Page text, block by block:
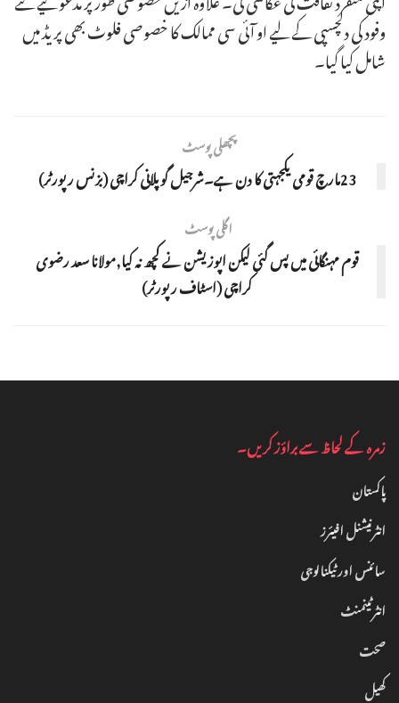
وفود کی دلچسپی کے لیے او آئی سی ممالک کا خصوصی فلوٹ بھی پریڈ میں
شامل کیا گیا۔
پچھلی پوسٹ
23مارچ قومی یکجہتی کا دن ہے۔شرجیل گوپلانی کراچی (بزنس رپورٹر)
اگلی پوسٹ
قوم مہنگائی میں پس گئی لیکن اپوزیشن نے کچھ نہ کیا,مولانا سعد رضوی
کراچی (اسٹاف رپورٹر)
زمرہ کے لحاظ سے براؤز کریں۔
پاکستان
انٹرنیشنل افیئرز
سائنس اور ٹیکنالوجی
انٹرٹینمنٹ‎
صحت
کھیل